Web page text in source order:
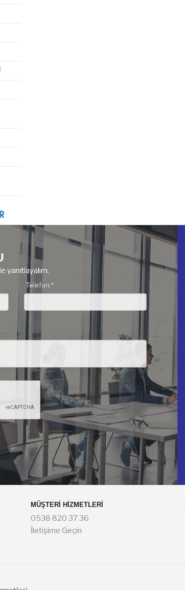
yanıtlayalım.
Telefon *
MÜŞTERI HIZMETLERI
0538 820 37 36
İletişime Geçin